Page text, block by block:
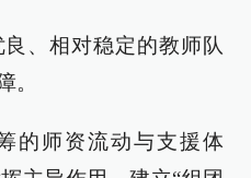
、相对稳定的教师队
。
的师资流动与支援体